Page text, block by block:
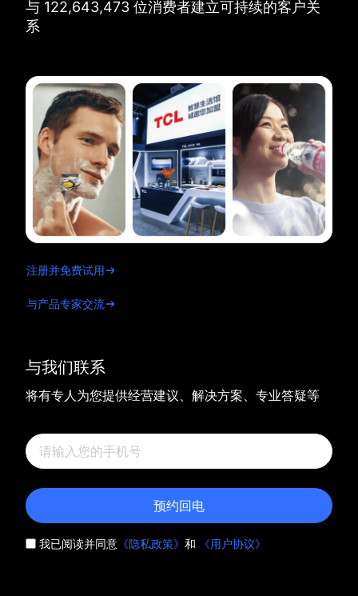
与 122,643,473 位消费者建立可持续的客户关
系
与我们联系
将有专人为您提供经营建议、解决方案、专业答疑等
预约回电
我已阅读并同意 《隐私政策》 和 《用户协议》
注册并免费试用
与产品专家交流